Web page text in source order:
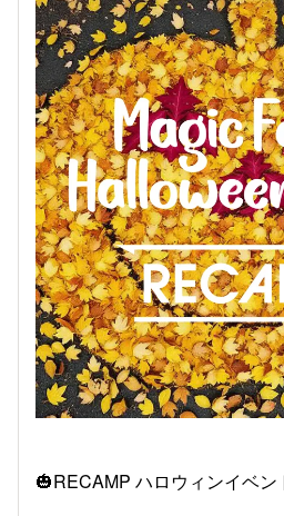
🎃RECAMP ハロウィンイベン